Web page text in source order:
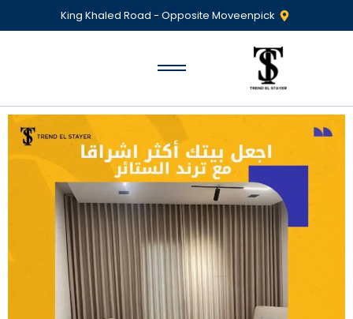
King Khaled Road - Opposite Moveenpick